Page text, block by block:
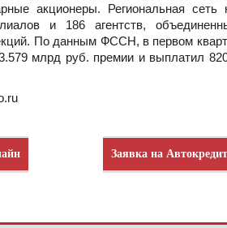
акционеры. Региональная сеть
и 186 агентств,
По данным ФССН, в первом
млрд руб. премии и выплатил
Заявка на